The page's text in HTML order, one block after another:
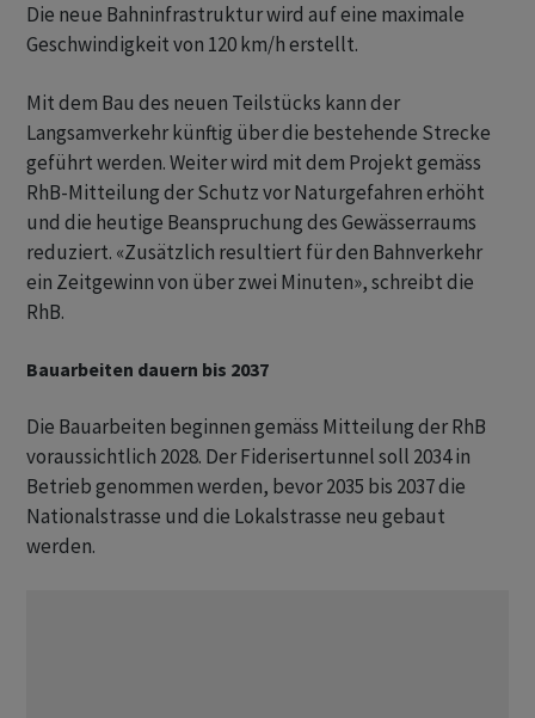
Die neue Bahninfrastruktur wird auf eine maximale
Geschwindigkeit von 120 km/h erstellt.
Mit dem Bau des neuen Teilstücks kann der
Langsamverkehr künftig über die bestehende Strecke
geführt werden. Weiter wird mit dem Projekt gemäss
RhB-Mitteilung der Schutz vor Naturgefahren erhöht
und die heutige Beanspruchung des Gewässerraums
reduziert. «Zusätzlich resultiert für den Bahnverkehr
ein Zeitgewinn von über zwei Minuten», schreibt die
RhB.
Bauarbeiten dauern bis 2037
Die Bauarbeiten beginnen gemäss Mitteilung der RhB
voraussichtlich 2028. Der Fiderisertunnel soll 2034 in
Betrieb genommen werden, bevor 2035 bis 2037 die
Nationalstrasse und die Lokalstrasse neu gebaut
werden.